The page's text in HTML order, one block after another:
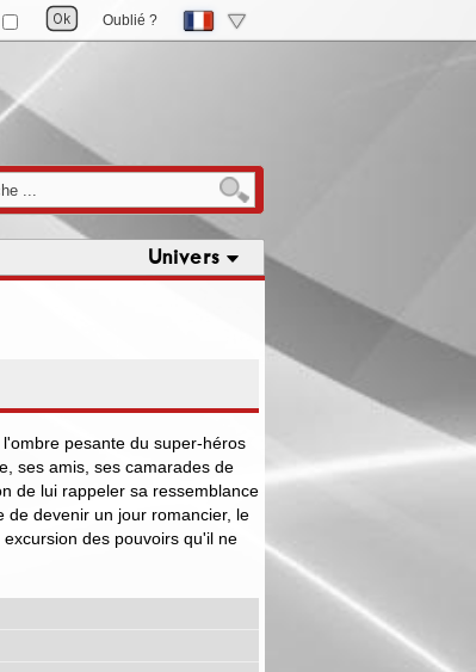
Oublié ?
Univers
pesante du super-héros
ses amis, ses camarades de
de lui rappeler sa ressemblance
de devenir un jour romancier, le
des pouvoirs qu'il ne